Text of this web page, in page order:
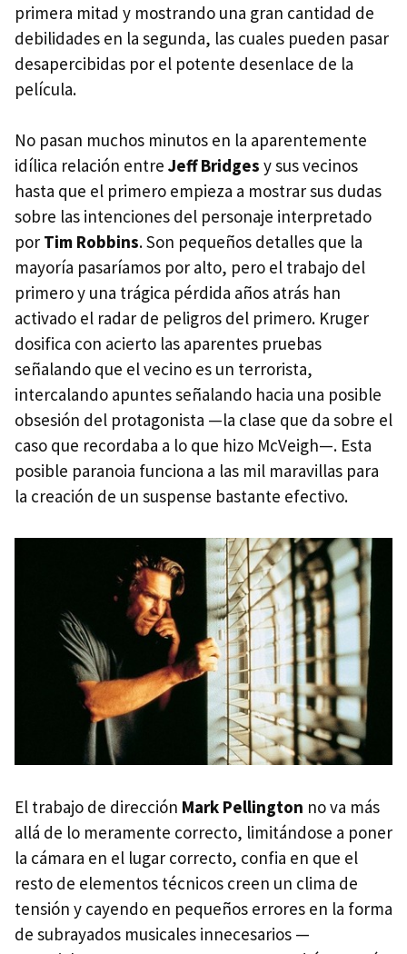
primera mitad y mostrando una gran cantidad de
debilidades en la segunda, las cuales pueden pasar
desapercibidas por el potente desenlace de la
película.
No pasan muchos minutos en la aparentemente
idílica relación entre Jeff Bridges y sus vecinos
hasta que el primero empieza a mostrar sus dudas
sobre las intenciones del personaje interpretado
por Tim Robbins. Son pequeños detalles que la
mayoría pasaríamos por alto, pero el trabajo del
primero y una trágica pérdida años atrás han
activado el radar de peligros del primero. Kruger
dosifica con acierto las aparentes pruebas
señalando que el vecino es un terrorista,
intercalando apuntes señalando hacia una posible
obsesión del protagonista —la clase que da sobre el
caso que recordaba a lo que hizo McVeigh—. Esta
posible paranoia funciona a las mil maravillas para
la creación de un suspense bastante efectivo.
El trabajo de dirección Mark Pellington no va más
allá de lo meramente correcto, limitándose a poner
la cámara en el lugar correcto, confia en que el
resto de elementos técnicos creen un clima de
tensión y cayendo en pequeños errores en la forma
de subrayados musicales innecesarios —